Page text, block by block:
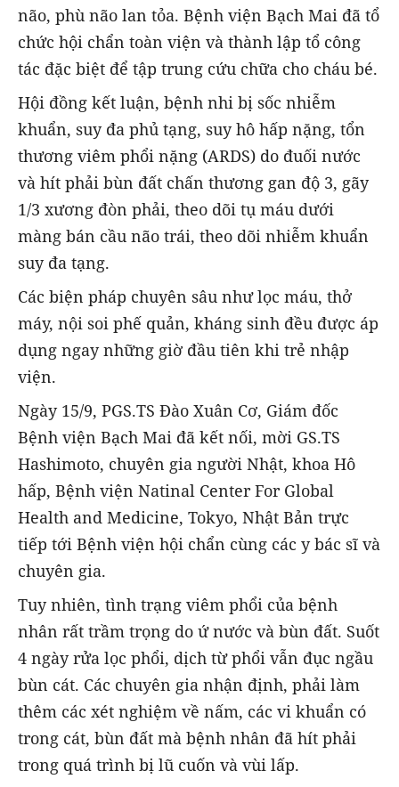
não, phù não lan tỏa. Bệnh viện Bạch Mai đã tổ
chức hội chẩn toàn viện và thành lập tổ công
tác đặc biệt để tập trung cứu chữa cho cháu bé.
Hội đồng kết luận, bệnh nhi bị sốc nhiễm
khuẩn, suy đa phủ tạng, suy hô hấp nặng, tổn
thương viêm phổi nặng (ARDS) do đuối nước
và hít phải bùn đất chấn thương gan độ 3, gãy
1/3 xương đòn phải, theo dõi tụ máu dưới
màng bán cầu não trái, theo dõi nhiễm khuẩn
suy đa tạng.
Các biện pháp chuyên sâu như lọc máu, thở
máy, nội soi phế quản, kháng sinh đều được áp
dụng ngay những giờ đầu tiên khi trẻ nhập
viện.
Ngày 15/9, PGS.TS Đào Xuân Cơ, Giám đốc
Bệnh viện Bạch Mai đã kết nối, mời GS.TS
Hashimoto, chuyên gia người Nhật, khoa Hô
hấp, Bệnh viện Natinal Center For Global
Health and Medicine, Tokyo, Nhật Bản trực
tiếp tới Bệnh viện hội chẩn cùng các y bác sĩ và
chuyên gia.
Tuy nhiên, tình trạng viêm phổi của bệnh
nhân rất trầm trọng do ứ nước và bùn đất. Suốt
4 ngày rửa lọc phổi, dịch từ phổi vẫn đục ngầu
bùn cát. Các chuyên gia nhận định, phải làm
thêm các xét nghiệm về nấm, các vi khuẩn có
trong cát, bùn đất mà bệnh nhân đã hít phải
trong quá trình bị lũ cuốn và vùi lấp.